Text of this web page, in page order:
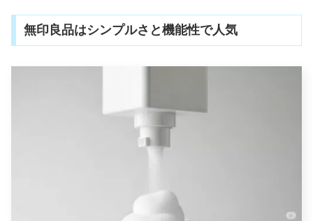
無印良品はシンプルさと機能性で人気